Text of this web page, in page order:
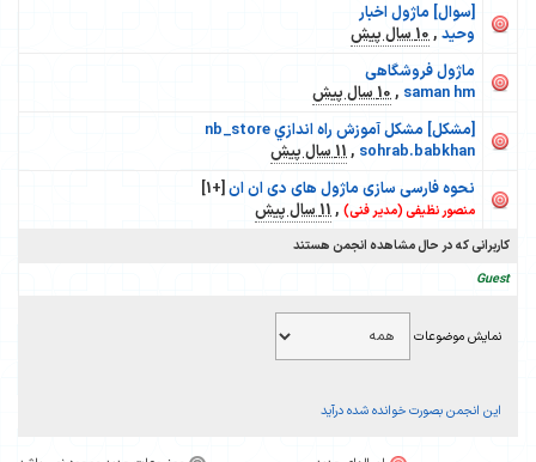
[سوال] ماژول اخبار
وحید ,10 سال پیش
ماژول فروشگاهی
saman hm
,10 سال پیش
[مشکل] مشکل آموزش راه اندازي nb_store
sohrab.babkhan
,11 سال پیش
نحوه فارسی سازی ماژول های دی ان ان [+1]
منصور نظیفی (مدیر فنی) ,11 سال پیش
کاربرانی که در حال مشاهده انجمن هستند
Guest
نمایش موضوعات
این انجمن بصورت خوانده شده درآید